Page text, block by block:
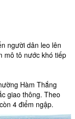
người dân leo lên
mô tô nước khó tiếp
Hàm Thắng
giao thông. Theo
4 điểm ngập.